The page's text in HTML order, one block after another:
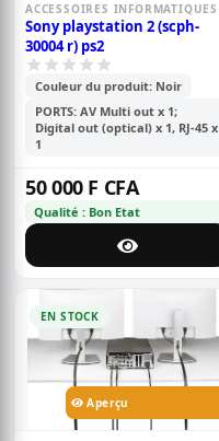
ACCESSOIRES INFORMATIQUES
Sony playstation 2 (scph-
30004 r) ps2
Couleur du produit: Noir
PORTS: AV Multi out x 1;
Digital out (optical) x 1, RJ-45 x
1
50 000 F CFA
Qualité : Bon Etat
EN STOCK
Aperçu